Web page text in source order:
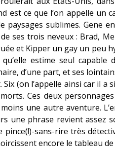
est ce que l’on appelle un
paysages sublimes. Gene
ses trois neveux : Brad,
et Kipper un gay un peu
estime seul
d’une part, et ses
Six (on l’appelle ainsi car il
Ces deux
une autre aventure.
une phrase revient assez
pince(!)-sans-rire très
encore le tableau